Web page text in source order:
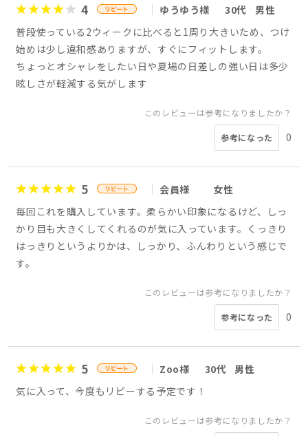
4 ゆうゆう様 30代
男性
普段使っている2ウィークに比べると1周り大きいため、つけ
始めは少し違和感ありますが、すぐにフィットします。
ちょっとオシャレをしたい日や夏場の日差しの強い日は多少
眩しさが軽減する気がします
このレビューは参考になりましたか？
参考になった 0
5 会員様
女性
毎回これを購入しています。柔らかい印象になるけど、しっ
かり目も大きくしてくれるのが気に入っています。くっきり
はっきりというよりかは、しっかり、ふんわりという感じで
す。
このレビューは参考になりましたか？
参考になった 0
5 Zoo様 30代
男性
気に入って、今度もリピーする予定です！
このレビューは参考になりましたか？